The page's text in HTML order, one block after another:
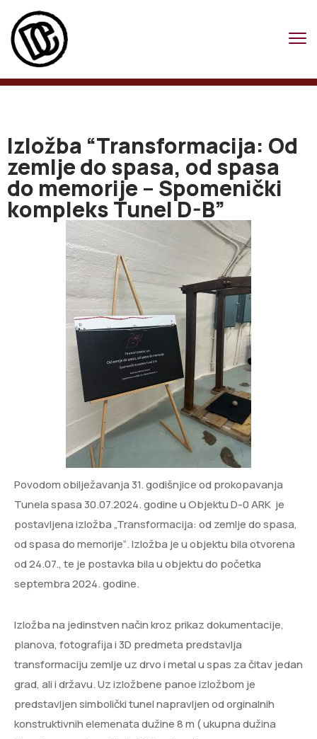
Izložba “Transformacija: Od
zemlje do spasa, od spasa
do memorije – Spomenički
kompleks Tunel D-B”
Povodom obilježavanja 31. godišnjice od prokopavanja
Tunela spasa 30.07.2024. godine u Objektu D-0 ARK je
postavljena izložba „Transformacija: od zemlje do spasa,
od spasa do memorije“. Izložba je u objektu bila otvorena
od 24.07., te je postavka bila u objektu do početka
septembra 2024. godine.
Izložba na jedinstven način kroz prikaz dokumentacije,
planova, fotografija i 3D predmeta predstavlja
transformaciju zemlje uz drvo i metal u spas za čitav jedan
grad, ali i državu. Uz izložbene panoe izložbom je
predstavljen simbolički tunel napravljen od orginalnih
konstruktivnih elemenata dužine 8 m ( ukupna dužina